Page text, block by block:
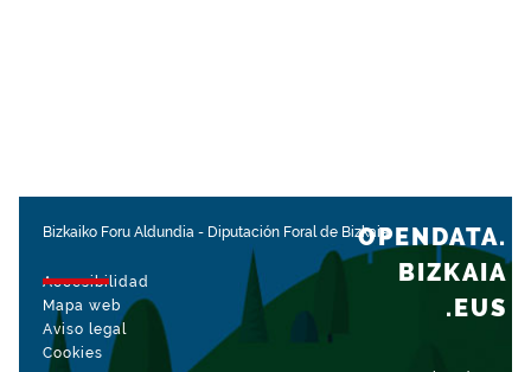
Bizkaiko Foru Aldundia - Diputación Foral de Bizkaia
Accesibilidad
Mapa web
Aviso legal
Cookies
OPENDATA.
BIZKAIA
.EUS